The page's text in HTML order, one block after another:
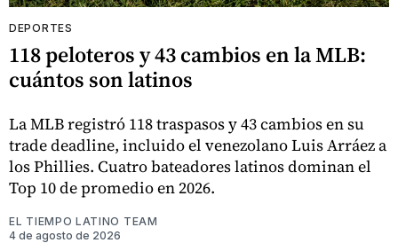
DEPORTES
118 peloteros y 43 cambios en la MLB:
cuántos son latinos
La MLB registró 118 traspasos y 43 cambios en su
trade deadline, incluido el venezolano Luis Arráez a
los Phillies. Cuatro bateadores latinos dominan el
Top 10 de promedio en 2026.
EL TIEMPO LATINO TEAM
4 de agosto de 2026